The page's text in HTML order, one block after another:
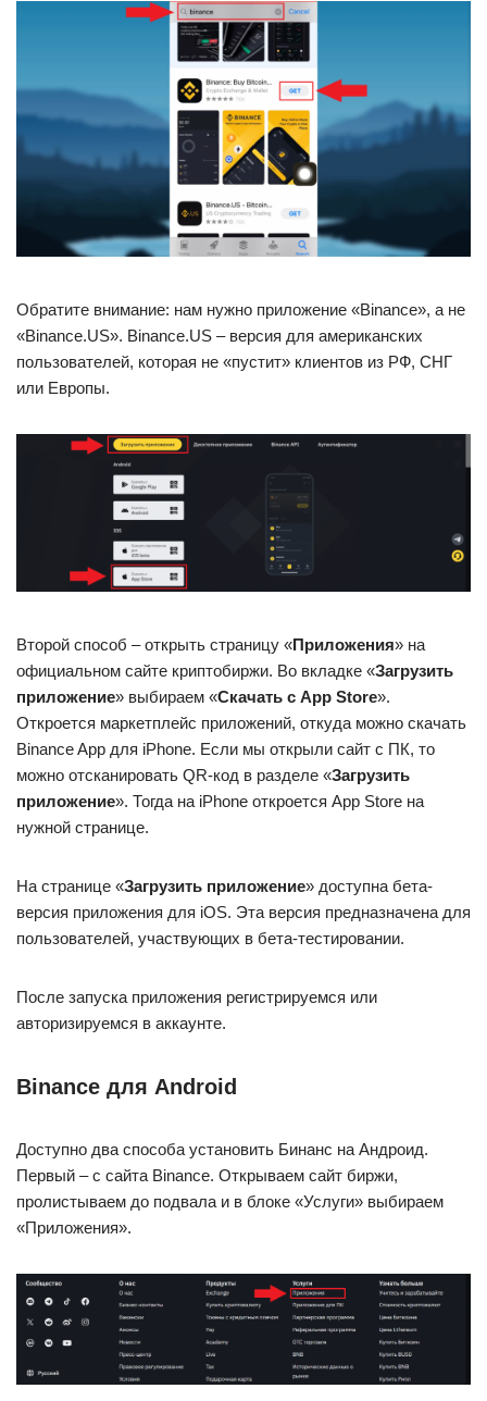
Обратите внимание: нам нужно приложение «Binance», а не
«Binance.US». Binance.US – версия для американских
пользователей, которая не «пустит» клиентов из РФ, СНГ
или Европы.
Второй способ – открыть страницу «Приложения» на
официальном сайте криптобиржи. Во вкладке «Загрузить
приложение» выбираем «Скачать с App Store».
Откроется маркетплейс приложений, откуда можно скачать
Binance App для iPhone. Если мы открыли сайт с ПК, то
можно отсканировать QR-код в разделе «Загрузить
приложение». Тогда на iPhone откроется App Store на
нужной странице.
На странице «Загрузить приложение» доступна бета-
версия приложения для iOS. Эта версия предназначена для
пользователей, участвующих в бета-тестировании.
После запуска приложения регистрируемся или
авторизируемся в аккаунте.
Binance для Android
Доступно два способа установить Бинанс на Андроид.
Первый – с сайта Binance. Открываем сайт биржи,
пролистываем до подвала и в блоке «Услуги» выбираем
«Приложения».